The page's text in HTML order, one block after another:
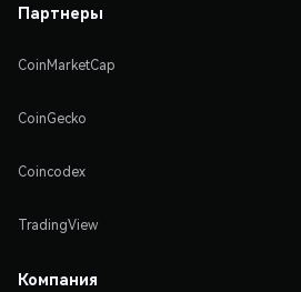
Партнеры
CoinMarketCap
CoinGecko
Coincodex
TradingView
Компания